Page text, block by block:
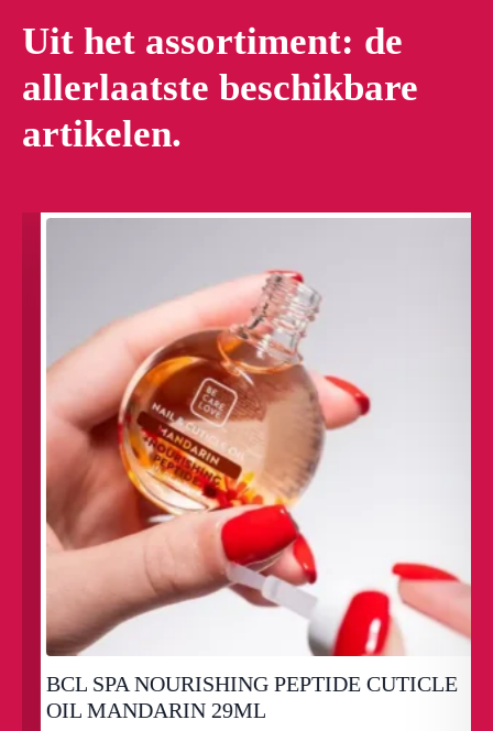
Uit het assortiment: de
allerlaatste beschikbare
artikelen.
BCL SPA NOURISHING PEPTIDE CUTICLE
OIL MANDARIN 29ML